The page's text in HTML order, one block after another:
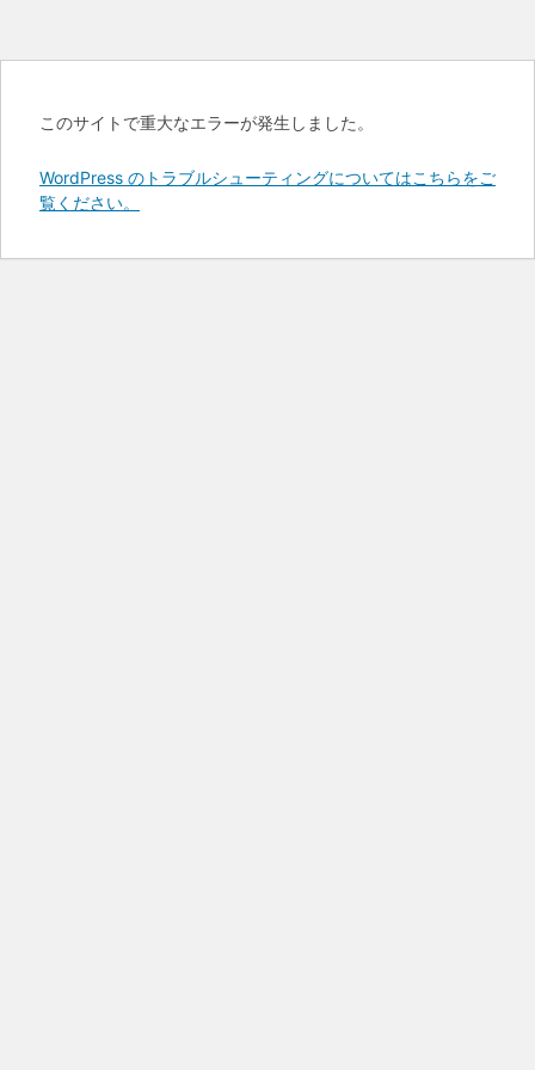
このサイトで重大なエラーが発生しました。
WordPress のトラブルシューティングについてはこちらをご
覧ください。